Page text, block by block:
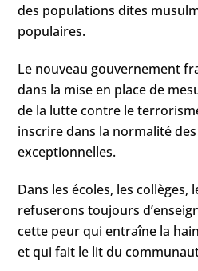
des populations dites
populaires.
Le nouveau gouvernement
dans la mise en place de
de la lutte contre le
inscrire dans la normalité
exceptionnelles.
Dans les écoles, les collèges,
refuserons toujours
cette peur qui entraîne la
et qui fait le lit du